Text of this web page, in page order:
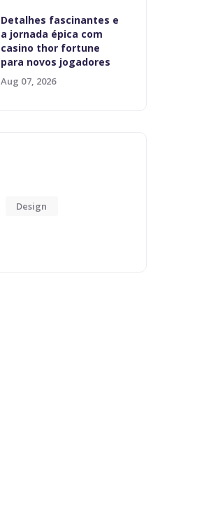
Detalhes fascinantes e
a jornada épica com
casino thor fortune
para novos jogadores
Aug 07, 2026
Design